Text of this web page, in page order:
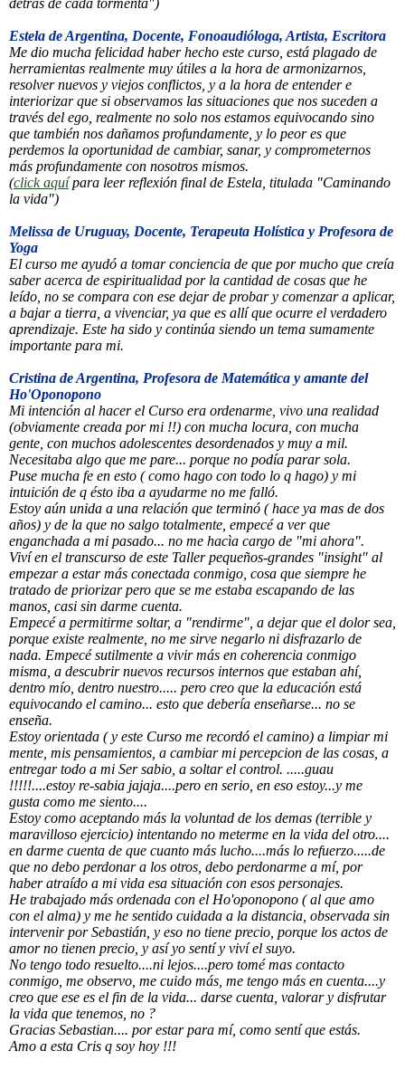
detrás de cada tormenta")
Estela de Argentina, Docente, Fonoaudióloga, Artista, Escritora
Me dio mucha felicidad haber hecho este curso, está plagado de
herramientas realmente muy útiles a la hora de armonizarnos,
resolver nuevos y viejos conflictos, y a la hora de entender e
interiorizar que si observamos las situaciones que nos suceden a
través del ego, realmente no solo nos estamos equivocando sino
que también nos dañamos profundamente, y lo peor es que
perdemos la oportunidad de cambiar, sanar, y comprometernos
más profundamente con nosotros mismos.
(click aquípara leer reflexión final de Estela, titulada "Caminando
la vida")
Melissa de Uruguay, Docente, Terapeuta Holística y Profesora de
Yoga
El curso me ayudó a tomar conciencia de que por mucho que creía
saber acerca de espiritualidad por la cantidad de cosas que he
leído, no se compara con ese dejar de probar y comenzar a aplicar,
a bajar a tierra, a vivenciar, ya que es allí que ocurre el verdadero
aprendizaje. Este ha sido y continúa siendo un tema sumamente
importante para mi.
Cristina de Argentina, Profesora de Matemática y amante del
Ho'Oponopono
Mi intención al hacer el Curso era ordenarme, vivo una realidad
(obviamente creada por mi !!) con mucha locura, con mucha
gente, con muchos adolescentes desordenados y muy a mil.
Necesitaba algo que me pare... porque no podía parar sola.
Puse mucha fe en esto ( como hago con todo lo q hago) y mi
intuición de q ésto iba a ayudarme no me falló.
Estoy aún unida a una relación que terminó ( hace ya mas de dos
años) y de la que no salgo totalmente, empecé a ver que
enganchada a mi pasado... no me hacìa cargo de "mi ahora".
Viví en el transcurso de este Taller pequeños-grandes "insight" al
empezar a estar más conectada conmigo, cosa que siempre he
tratado de priorizar pero que se me estaba escapando de las
manos, casi sin darme cuenta.
Empecé a permitirme soltar, a "rendirme", a dejar que el dolor sea,
porque existe realmente, no me sirve negarlo ni disfrazarlo de
nada. Empecé sutilmente a vivir más en coherencia conmigo
misma, a descubrir nuevos recursos internos que estaban ahí,
dentro mío, dentro nuestro..... pero creo que la educación está
equivocando el camino... esto que debería enseñarse... no se
enseña.
Estoy orientada ( y este Curso me recordó el camino) a limpiar mi
mente, mis pensamientos, a cambiar mi percepcion de las cosas, a
entregar todo a mi Ser sabio, a soltar el control. .....guau
!!!!!....estoy re-sabia jajaja....pero en serio, en eso estoy...y me
gusta como me siento....
Estoy como aceptando más la voluntad de los demas (terrible y
maravilloso ejercicio) intentando no meterme en la vida del otro....
en darme cuenta de que cuanto más lucho....más lo refuerzo.....de
que no debo perdonar a los otros, debo perdonarme a mí, por
haber atraído a mi vida esa situación con esos personajes.
He trabajado más ordenada con el Ho'oponopono ( al que amo
con el alma) y me he sentido cuidada a la distancia, observada sin
intervenir por Sebastián, y eso no tiene precio, porque los actos de
amor no tienen precio, y así yo sentí y viví el suyo.
No tengo todo resuelto....ni lejos....pero tomé mas contacto
conmigo, me observo, me cuido más, me tengo más en cuenta....y
creo que ese es el fin de la vida... darse cuenta, valorar y disfrutar
la vida que tenemos, no ?
Gracias Sebastian.... por estar para mí, como sentí que estás.
Amo a esta Cris q soy hoy !!!